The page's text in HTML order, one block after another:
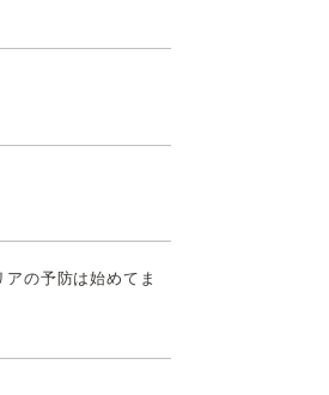
の予防は始めてま